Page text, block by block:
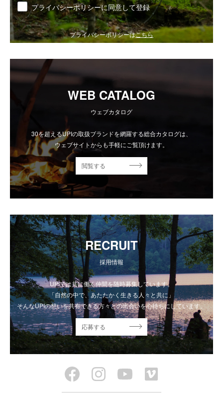
同意 プライバシーポリシーに同意して登録
プライバシーポリシーはこちら
WEB CATALOG
ウェブカタログ
30を超えるUPIの取扱ブランドを網羅する総合カタログは、
ウェブサイトからも手軽にご覧頂けます。
閲覧する
RECRUIT
採用情報
UPIでは共に働く仲間を随時募集しています。
「自然の中で、あたたかく生きる人々と共に」
そんなUPIの想いを共有できる方々との出会いを心待ちにしています。
応募する